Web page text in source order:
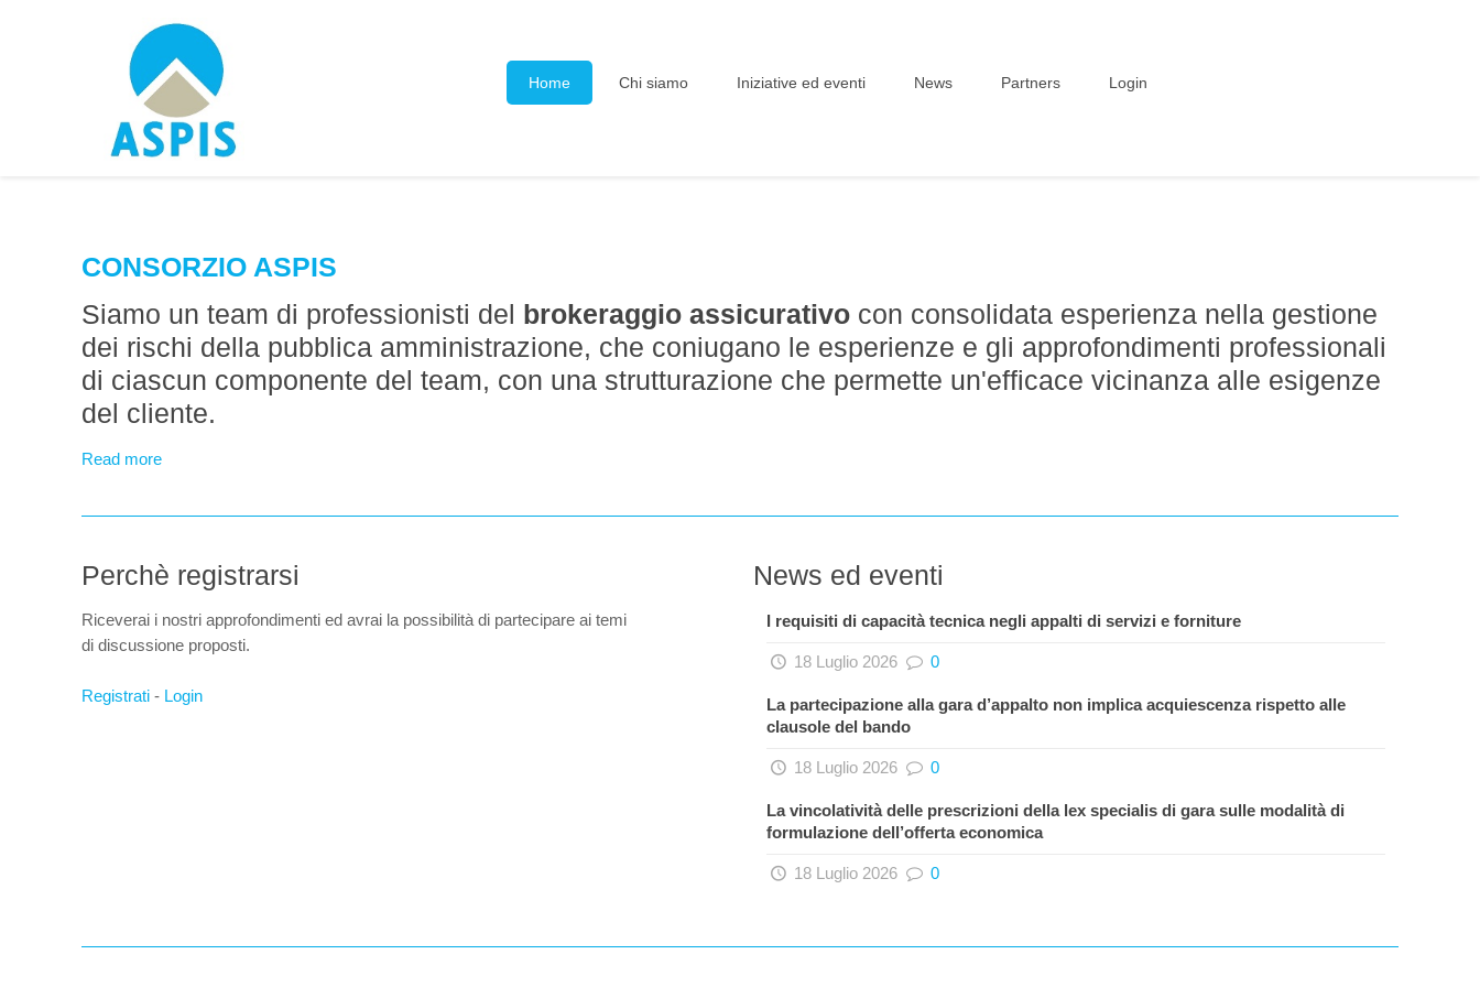
Home Chi siamo Iniziative ed eventi News Partners Login
CONSORZIO ASPIS
Siamo un team di professionisti del brokeraggio assicurativo con consolidata esperienza nella gestione
dei rischi della pubblica amministrazione, che coniugano le esperienze e gli approfondimenti professionali
di ciascun componente del team, con una strutturazione che permette un'efficace vicinanza alle esigenze
del cliente.
Read more
Perchè registrarsi
Riceverai i nostri approfondimenti ed avrai la possibilità di partecipare ai temi
di discussione proposti.
Registrati - Login
News ed eventi
I requisiti di capacità tecnica negli appalti di servizi e forniture
18 Luglio 2026 0
La partecipazione alla gara d’appalto non implica acquiescenza rispetto alle
clausole del bando
18 Luglio 2026 0
La vincolatività delle prescrizioni della lex specialis di gara sulle modalità di
formulazione dell’offerta economica
18 Luglio 2026 0